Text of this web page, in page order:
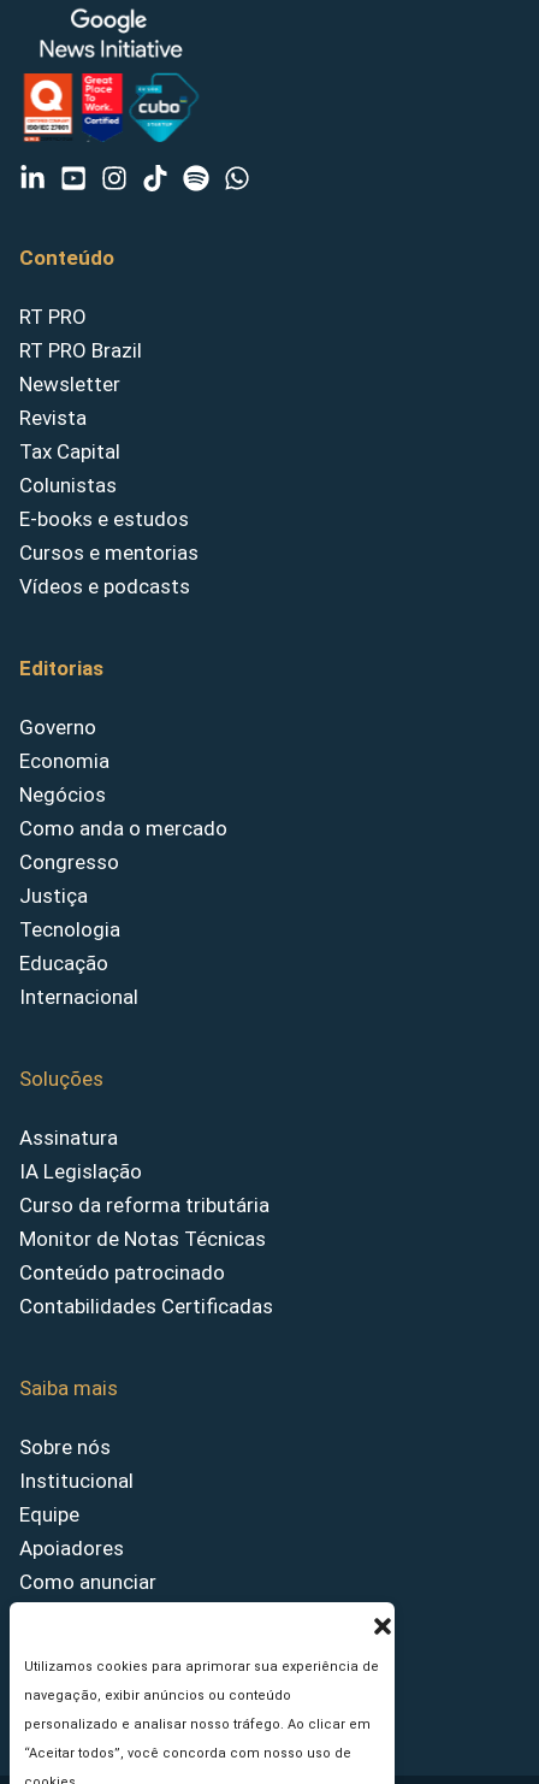
Utilizamos cookies para aprimorar sua experiência de
navegação, exibir anúncios ou conteúdo
personalizado e analisar nosso tráfego. Ao clicar em
“Aceitar todos”, você concorda com nosso uso de
Conteúdo
RT PRO
RT PRO Brazil
Newsletter
Revista
Tax Capital
Colunistas
E-books e estudos
Cursos e mentorias
Vídeos e podcasts
Editorias
Governo
Economia
Negócios
Como anda o mercado
Congresso
Justiça
Tecnologia
Educação
Internacional
Soluções
Assinatura
IA Legislação
Curso da reforma tributária
Monitor de Notas Técnicas
Conteúdo patrocinado
Contabilidades Certificadas
Saiba mais
Sobre nós
Institucional
Equipe
Apoiadores
Como anunciar
Princípios Editoriais